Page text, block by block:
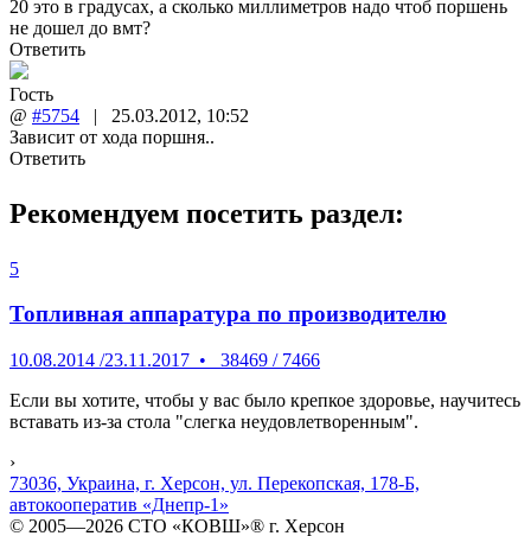
20 это в градусах, а сколько миллиметров надо чтоб поршень
не дошел до вмт?
Ответить
Гость
@ #5754 | 25.03.2012, 10:52
Зависит от хода поршня..
Ответить
Рекомендуем посетить раздел:
5
Топливная аппаратура по производителю
10.08.2014 /23.11.2017 • 38469 / 7466
Если вы хотите, чтобы у вас было крепкое здоровье, научитесь
вставать из-за стола "слегка неудовлетворенным".
›
73036, Украина, г. Херсон, ул. Перекопская, 178-Б,
автокооператив «Днепр-1»
© 2005—2026 СТО «КОВШ»® г. Херсон